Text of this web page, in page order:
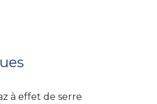
des Agents Commerciaux
à effet de serre